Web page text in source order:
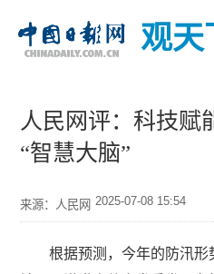
观天
人民网评：科技赋
“智慧大脑”
来源：人民网 2025-07-08 15:54
根据预测，今年的防汛